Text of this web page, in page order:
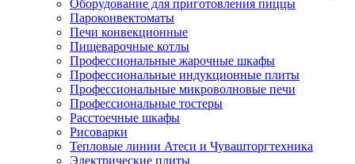
Оборудование для приготовления пиццы
Пароконвектоматы
Печи конвекционные
Пищеварочные котлы
Профессиональные жарочные шкафы
Профессиональные индукционные плиты
Профессиональные микроволновые печи
Профессиональные тостеры
Расстоечные шкафы
Рисоварки
Тепловые линии Атеси и Чувашторгтехника
Электрические плиты